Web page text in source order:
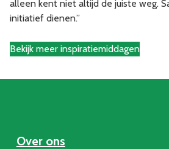
alleen kent niet altijd de juiste weg.
initiatief dienen.”
Bekijk meer inspiratiemiddagen
Over ons